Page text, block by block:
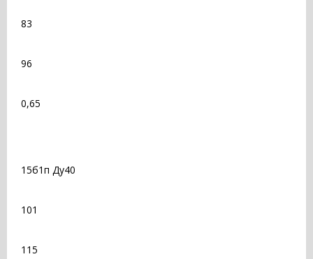
83
96
0,65
15б1п Ду40
101
115